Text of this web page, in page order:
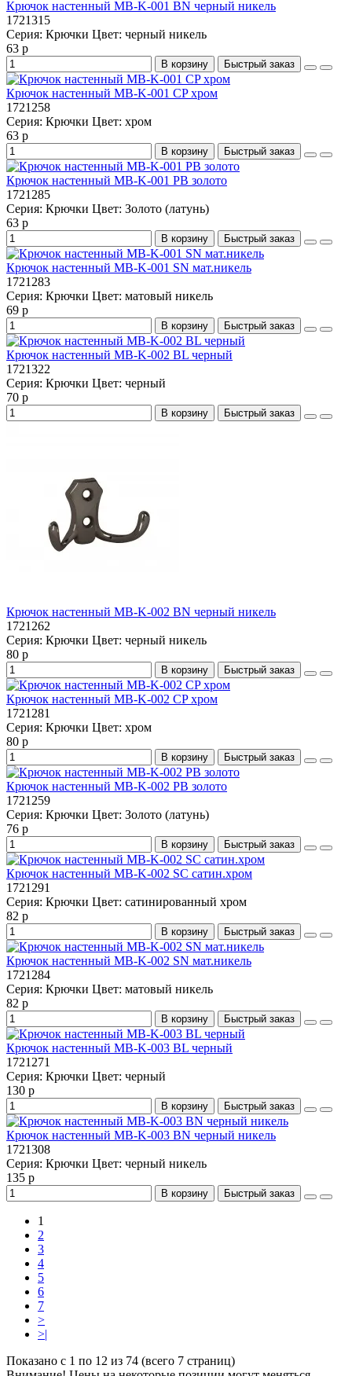
Крючок настенный MB-K-001 BN черный никель
1721315
Серия: Крючки Цвет: черный никель
63 р
В корзину Быстрый заказ
Крючок настенный MB-K-001 CP хром
1721258
Серия: Крючки Цвет: хром
63 р
В корзину Быстрый заказ
Крючок настенный MB-K-001 PB золото
1721285
Серия: Крючки Цвет: Золото (латунь)
63 р
В корзину Быстрый заказ
Крючок настенный MB-K-001 SN мат.никель
1721283
Серия: Крючки Цвет: матовый никель
69 р
В корзину Быстрый заказ
Крючок настенный MB-K-002 BL черный
1721322
Серия: Крючки Цвет: черный
70 р
В корзину Быстрый заказ
Крючок настенный MB-K-002 BN черный никель
1721262
Серия: Крючки Цвет: черный никель
80 р
В корзину Быстрый заказ
Крючок настенный MB-K-002 CP хром
1721281
Серия: Крючки Цвет: хром
80 р
В корзину Быстрый заказ
Крючок настенный MB-K-002 PB золото
1721259
Серия: Крючки Цвет: Золото (латунь)
76 р
В корзину Быстрый заказ
Крючок настенный MB-K-002 SC сатин.хром
1721291
Серия: Крючки Цвет: сатинированный хром
82 р
В корзину Быстрый заказ
Крючок настенный MB-K-002 SN мат.никель
1721284
Серия: Крючки Цвет: матовый никель
82 р
В корзину Быстрый заказ
Крючок настенный MB-K-003 BL черный
1721271
Серия: Крючки Цвет: черный
130 р
В корзину Быстрый заказ
Крючок настенный MB-K-003 BN черный никель
1721308
Серия: Крючки Цвет: черный никель
135 р
В корзину Быстрый заказ
1
2
3
4
5
6
7
>
>|
Показано с 1 по 12 из 74 (всего 7 страниц)